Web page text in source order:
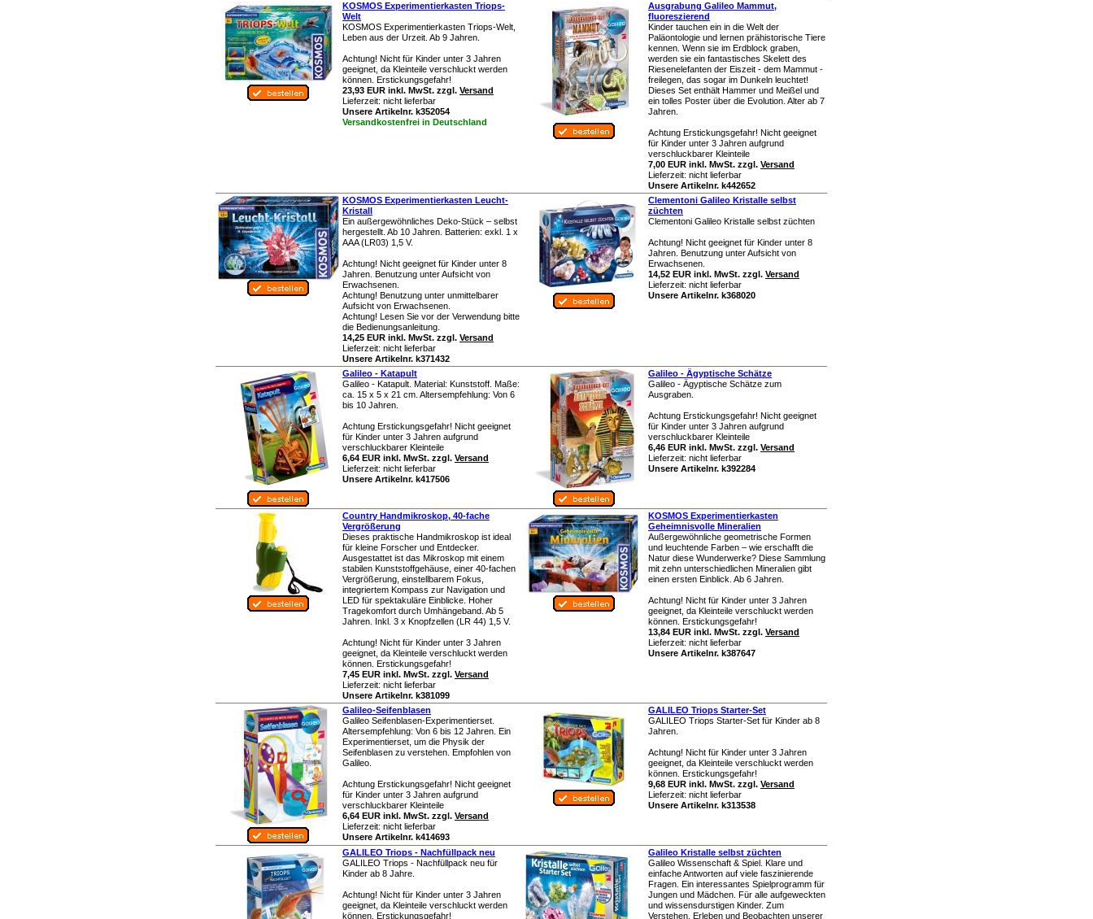
KOSMOS Experimentierkasten Triops-
Welt
KOSMOS Experimentierkasten Triops-Welt,
Leben aus der Urzeit. Ab 9 Jahren.
Achtung! Nicht für Kinder unter 3 Jahren
geeignet, da Kleinteile verschluckt werden
können. Erstickungsgefahr!
23,93 EUR inkl. MwSt. zzgl. Versand
Lieferzeit: nicht lieferbar
Unsere Artikelnr. k352054
Versandkostenfrei in Deutschland
Ausgrabung Galileo Mammut,
fluoreszierend
Kinder tauchen ein in die Welt der
Paläontologie und lernen prähistorische Tiere
kennen. Wenn sie im Erdblock graben,
werden sie ein fantastisches Skelett des
Riesenelefanten der Eiszeit - dem Mammut -
freilegen, das sogar im Dunkeln leuchtet!
Dieses Set enthält Hammer und Meißel und
ein tolles Poster über die Evolution. Alter ab 7
Jahren.
Achtung Erstickungsgefahr! Nicht geeignet
für Kinder unter 3 Jahren aufgrund
verschluckbarer Kleinteile
7,00 EUR inkl. MwSt. zzgl. Versand
Lieferzeit: nicht lieferbar
Unsere Artikelnr. k442652
KOSMOS Experimentierkasten Leucht-
Kristall
Ein außergewöhnliches Deko-Stück – selbst
hergestellt. Ab 10 Jahren. Batterien: exkl. 1 x
AAA (LR03) 1,5 V.
Achtung! Nicht geeignet für Kinder unter 8
Jahren. Benutzung unter Aufsicht von
Erwachsenen.
Achtung! Benutzung unter unmittelbarer
Aufsicht von Erwachsenen.
Achtung! Lesen Sie vor der Verwendung bitte
die Bedienungsanleitung.
14,25 EUR inkl. MwSt. zzgl. Versand
Lieferzeit: nicht lieferbar
Unsere Artikelnr. k371432
Clementoni Galileo Kristalle selbst
züchten
Clementoni Galileo Kristalle selbst züchten
Achtung! Nicht geeignet für Kinder unter 8
Jahren. Benutzung unter Aufsicht von
Erwachsenen.
14,52 EUR inkl. MwSt. zzgl. Versand
Lieferzeit: nicht lieferbar
Unsere Artikelnr. k368020
Galileo - Katapult
Galileo - Katapult. Material: Kunststoff. Maße:
ca. 15 x 5 x 21 cm. Altersempfehlung: Von 6
bis 10 Jahren.
Achtung Erstickungsgefahr! Nicht geeignet
für Kinder unter 3 Jahren aufgrund
verschluckbarer Kleinteile
6,64 EUR inkl. MwSt. zzgl. Versand
Lieferzeit: nicht lieferbar
Unsere Artikelnr. k417506
Galileo - Ägyptische Schätze
Galileo - Ägyptische Schätze zum
Ausgraben.
Achtung Erstickungsgefahr! Nicht geeignet
für Kinder unter 3 Jahren aufgrund
verschluckbarer Kleinteile
6,46 EUR inkl. MwSt. zzgl. Versand
Lieferzeit: nicht lieferbar
Unsere Artikelnr. k392284
Country Handmikroskop, 40-fache
Vergrößerung
Dieses praktische Handmikroskop ist ideal
für kleine Forscher und Entdecker.
Ausgestattet ist das Mikroskop mit einem
stabilen Kunststoffgehäuse, einer 40-fachen
Vergrößerung, einstellbarem Fokus,
integriertem Kompass zur Navigation und
LED für spektakuläre Einblicke. Hoher
Tragekomfort durch Umhängeband. Ab 5
Jahren. Inkl. 3 x Knopfzellen (LR 44) 1,5 V.
Achtung! Nicht für Kinder unter 3 Jahren
geeignet, da Kleinteile verschluckt werden
können. Erstickungsgefahr!
7,45 EUR inkl. MwSt. zzgl. Versand
Lieferzeit: nicht lieferbar
Unsere Artikelnr. k381099
KOSMOS Experimentierkasten
Geheimnisvolle Mineralien
Außergewöhnliche geometrische Formen
und leuchtende Farben – wie erschafft die
Natur diese Wunderwerke? Diese Sammlung
mit zehn unterschiedlichen Mineralien gibt
einen ersten Einblick. Ab 6 Jahren.
Achtung! Nicht für Kinder unter 3 Jahren
geeignet, da Kleinteile verschluckt werden
können. Erstickungsgefahr!
13,84 EUR inkl. MwSt. zzgl. Versand
Lieferzeit: nicht lieferbar
Unsere Artikelnr. k387647
Galileo-Seifenblasen
Galileo Seifenblasen-Experimentierset.
Altersempfehlung: Von 6 bis 12 Jahren. Ein
Experimentierset, um die Physik der
Seifenblasen zu verstehen. Empfohlen von
Galileo.
Achtung Erstickungsgefahr! Nicht geeignet
für Kinder unter 3 Jahren aufgrund
verschluckbarer Kleinteile
6,64 EUR inkl. MwSt. zzgl. Versand
Lieferzeit: nicht lieferbar
Unsere Artikelnr. k414693
GALILEO Triops Starter-Set
GALILEO Triops Starter-Set für Kinder ab 8
Jahren.
Achtung! Nicht für Kinder unter 3 Jahren
geeignet, da Kleinteile verschluckt werden
können. Erstickungsgefahr!
9,68 EUR inkl. MwSt. zzgl. Versand
Lieferzeit: nicht lieferbar
Unsere Artikelnr. k313538
GALILEO Triops - Nachfüllpack neu
GALILEO Triops - Nachfüllpack neu für
Kinder ab 8 Jahre.
Achtung! Nicht für Kinder unter 3 Jahren
geeignet, da Kleinteile verschluckt werden
können. Erstickungsgefahr!
Galileo Kristalle selbst züchten
Galileo Wissenschaft & Spiel. Klare und
einfache Antworten auf viele faszinierende
Fragen. Ein interessantes Spielprogramm für
Jungen und Mädchen. Für alle aufgeweckten
und wissensdurstigen Kinder. Zum
Verstehen, Erleben und Beobachten unserer